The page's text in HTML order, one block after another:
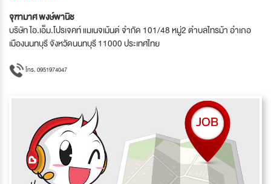
จุฑามาศ พงษ์พานิช
บริษัท ไอ.เอ็ม.โปรเจคท์ แมเนจเม้นต์ จำกัด 101/48 หมู่2 ตำบลไทรม้า อำเภอ
เมืองนนทบุรี จังหวัดนนทบุรี 11000 ประเทศไทย
โทร. 0951974047